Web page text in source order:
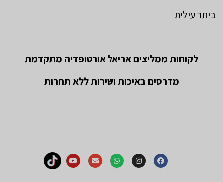
ביתר עילית
לקוחות ממליצים אריאל אורטופדיה מתקדמת
מדרסים באיכות ושירות ללא תחרות